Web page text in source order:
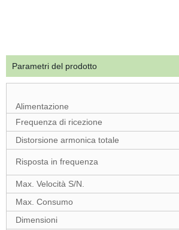
Parametri del prodotto
Alimentazione
Frequenza di ricezione
Distorsione armonica totale
Risposta in frequenza
Max. Velocità S/N.
Max. Consumo
Dimensioni